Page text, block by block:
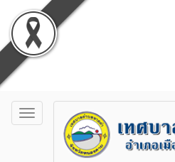
Toggle
navigation